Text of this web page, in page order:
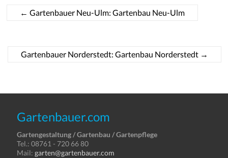
← Gartenbauer Neu-Ulm: Gartenbau Neu-Ulm
Gartenbauer Norderstedt: Gartenbau Norderstedt →
Gartenbauer.com
Gartengestaltung / Gartenbau / Gartenpflege
Tel.: 08761 - 720 66 80
Mail:garten@gartenbauer.com